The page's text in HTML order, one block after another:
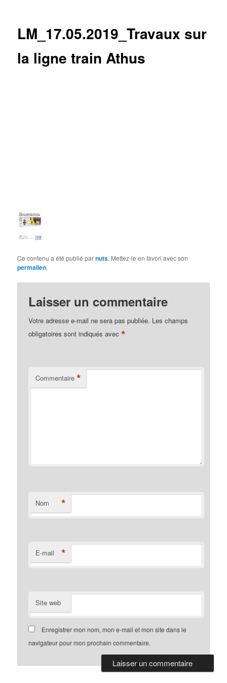
LM_17.05.2019_Travaux sur
la ligne train Athus
Ce contenu a été publié parnuts. Mettez-le en favori avec son
permalien.
Laisser un commentaire
Votre adresse e-mail ne sera pas publiée. Les champs
obligatoires sont indiqués avec*
Commentaire *
Nom *
E-mail *
Site web
Enregistrer mon nom, mon e-mail et mon site dans le
navigateur pour mon prochain commentaire.